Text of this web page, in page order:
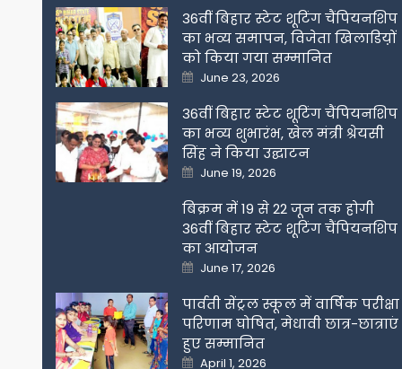
36वीं बिहार स्टेट शूटिंग चैंपियनशिप
का भव्य समापन, विजेता खिलाडिय़ों
को किया गया सम्मानित
Posted
on
June 23, 2026
36वीं बिहार स्टेट शूटिंग चैंपियनशिप
का भव्य शुभारंभ, खेल मंत्री श्रेयसी
सिंह ने किया उद्घाटन
Posted
on
June 19, 2026
बिक्रम में 19 से 22 जून तक होगी
36वीं बिहार स्टेट शूटिंग चैंपियनशिप
का आयोजन
Posted
on
June 17, 2026
पार्वती सेंट्रल स्कूल में वार्षिक परीक्षा
परिणाम घोषित, मेधावी छात्र-छात्राएं
हुए सम्मानित
Posted
April 1, 2026